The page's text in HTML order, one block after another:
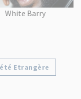
White Barry
Etrangère